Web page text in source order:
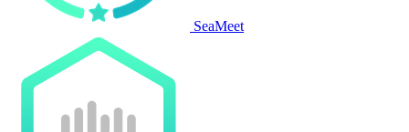
SeaMeet